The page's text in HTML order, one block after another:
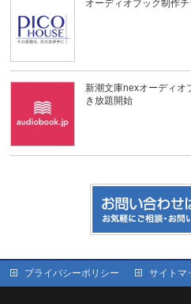
オーディオブック制作
新潮文庫nexオーディ
き放題開始
プライバシーポリシー サイトマ